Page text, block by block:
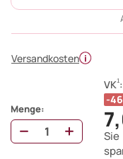
Versandkosten
Menge:
VK1:
Sie